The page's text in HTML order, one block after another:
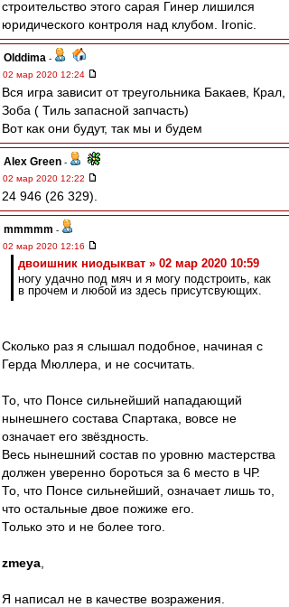
строительство этого сарая Гинер лишился
юридического контроля над клубом. Ironic.
Olddima -
02 мар 2020 12:24
Вся игра зависит от треугольника Бакаев, Крал,
Зоба ( Тиль запасной запчасть)
Вот как они будут, так мы и будем
Alex Green -
02 мар 2020 12:22
24 946 (26 329).
mmmmm -
02 мар 2020 12:16
двоишник ниодыкват » 02 мар 2020 10:59
ногу удачно под мяч и я могу подстроить, как
в прочем и любой из здесь присутсвующих.
Сколько раз я слышал подобное, начиная с
Герда Мюллера, и не сосчитать.
То, что Понсе сильнейший нападающий
нынешнего состава Спартака, вовсе не
означает его звёздность.
Весь нынешний состав по уровню мастерства
должен уверенно бороться за 6 место в ЧР.
То, что Понсе сильнейший, означает лишь то,
что остальные двое пожиже его.
Только это и не более того.
zmeya
Я написал не в качестве возражения.